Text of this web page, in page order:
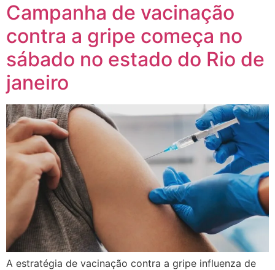
Campanha de vacinação
contra a gripe começa no
sábado no estado do Rio de
janeiro
A estratégia de vacinação contra a gripe influenza de